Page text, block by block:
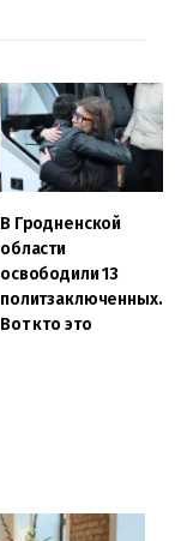
В Гродненской
области
освободили 13
политзаключенных.
Вот кто это